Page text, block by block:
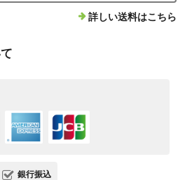
詳しい送料はこちら
銀行振込